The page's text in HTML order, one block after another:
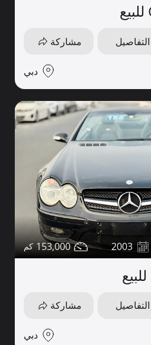
التفاصيل مشاركة
دبي
2003
153,000
التفاصيل مشاركة
دبي